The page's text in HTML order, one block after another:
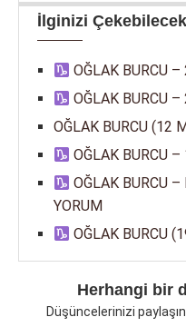
İlginizi
OĞLAK BURCU
OĞLAK BURCU
OĞLAK BURCU (12
OĞLAK BURCU
OĞLAK BURCU
YORUM
OĞLAK BURCU
Herhangi bir
Düşüncelerinizi paylaşın